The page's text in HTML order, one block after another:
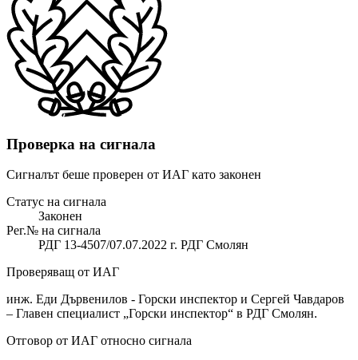
Проверка на сигнала
Сигналът беше проверен от ИАГ като законен
Статус на сигнала
Законен
Рег.№ на сигнала
РДГ 13-4507/07.07.2022 г. РДГ Смолян
Проверяващ от ИАГ
инж. Еди Дървенилов - Горски инспектор и Сергей Чавдаров
– Главен специалист „Горски инспектор“ в РДГ Смолян.
Отговор от ИАГ относно сигнала